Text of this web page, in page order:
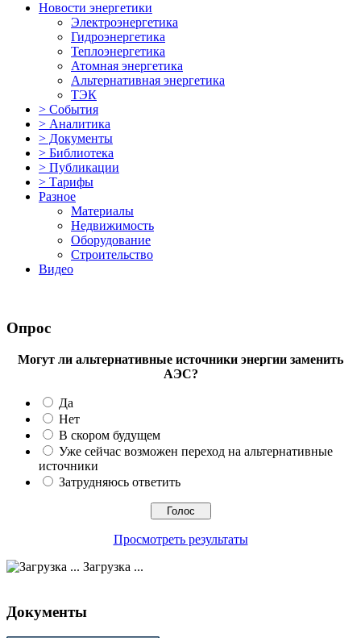
Новости энергетики
Электроэнергетика
Гидроэнергетика
Теплоэнергетика
Атомная энергетика
Альтернативная энергетика
ТЭК
> События
> Аналитика
> Документы
> Библиотека
> Публикации
> Тарифы
Разное
Материалы
Недвижимость
Оборудование
Строительство
Видео
Опрос
Могут ли альтернативные источники энергии заменить
АЭС?
Да
Нет
В скором будущем
Уже сейчас возможен переход на альтернативные
источники
Затрудняюсь ответить
Просмотреть результаты
Загрузка ...
Документы